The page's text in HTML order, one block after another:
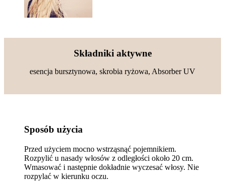
Składniki aktywne
esencja bursztynowa, skrobia ryżowa, Absorber UV
Sposób użycia
Przed użyciem mocno wstrząsnąć pojemnikiem.
Rozpylić u nasady włosów z odległości około 20 cm.
Wmasować i następnie dokładnie wyczesać włosy. Nie
rozpylać w kierunku oczu.